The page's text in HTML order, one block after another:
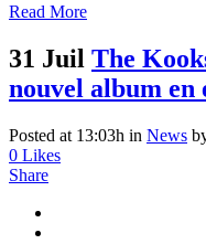
Read More
31 Juil The
nouvel album en
Posted at 13:03h in News
0 Likes
Share